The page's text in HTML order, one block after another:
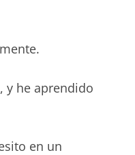
y he aprendido
en un